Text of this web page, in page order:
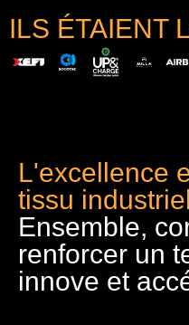
ILS ÉTAIENT
L'excellence
tissu
Ensemble,
renforcer un
innove et